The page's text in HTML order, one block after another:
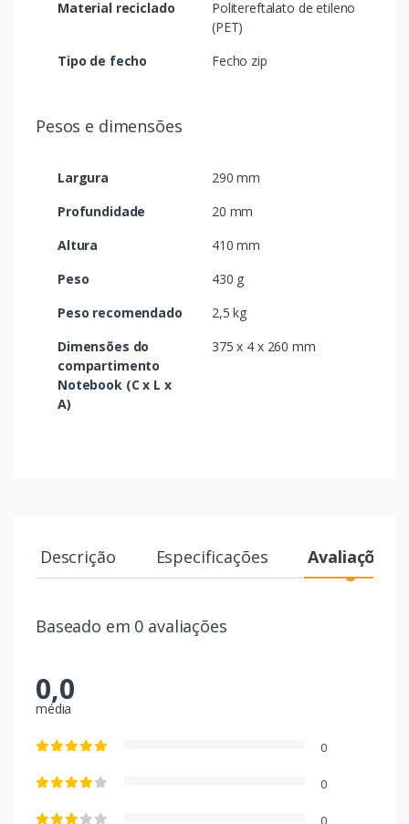
Material reciclado
Politereftalato de etileno
(PET)
Tipo de fecho
Fecho zip
Pesos e dimensões
Largura
290 mm
Profundidade
20 mm
Altura
410 mm
Peso
430 g
Peso recomendado
2,5 kg
Dimensões do
compartimento
Notebook (C x L x
A)
375 x 4 x 260 mm
Descrição Especificações Avaliações
Baseado em 0 avaliações
0,0
média
0
0